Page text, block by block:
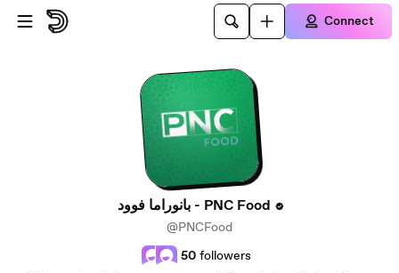
Skip to main content
Connect
بانوراما فوود - PNC Food
@PNCFood
50 followers